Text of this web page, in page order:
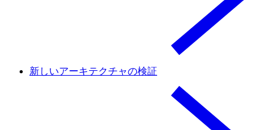
新しいアーキテクチャの検証